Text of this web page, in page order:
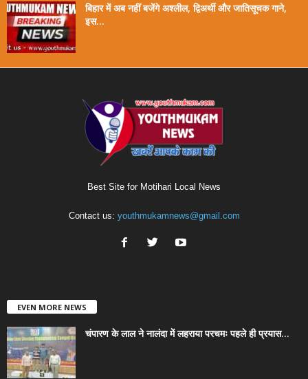
बिहार में अब नहीं बजेंगे अश्लील, द्विअर्थी और जातिसूचक गाने,
इस...
Best Site for Motihari Local News
Contact us: youthmukamnews@gmail.com
EVEN MORE NEWS
चंपारण के लाल ने नालंदा में लहराया परचमः पहले ही प्रयास...